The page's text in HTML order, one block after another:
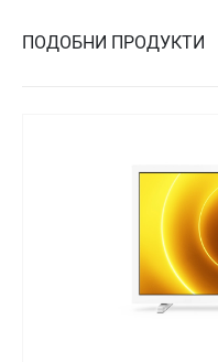
ПОДОБНИ ПРОДУКТИ